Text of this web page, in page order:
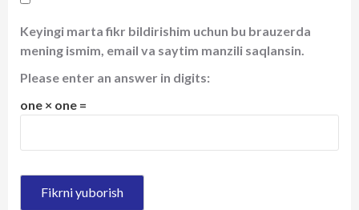
Keyingi marta fikr bildirishim uchun bu brauzerda
mening ismim, email va saytim manzili saqlansin.
Please enter an answer in digits:
one × one =